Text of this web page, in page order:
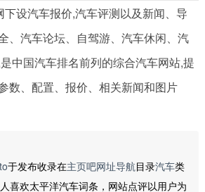
下设汽车报价,汽车评测以及新闻、导
、汽车论坛、自驾游、汽车休闲、汽
中国汽车排名前列的综合汽车网站,提
数、配置、报价、相关新闻和图片
于发布收录在主页吧网址导航目录汽车类
喜欢太平洋汽车词条，网站点评以用户为